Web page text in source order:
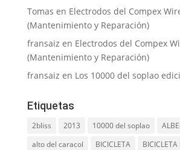
Tomas en Electrodos del Compex
(Mantenimiento y Reparación)
fransaiz en Electrodos del Compex
(Mantenimiento y Reparación)
fransaiz en Los 10000 del soplao
Etiquetas
2bliss 2013 10000 del soplao
alto del caracol
BICICLETA